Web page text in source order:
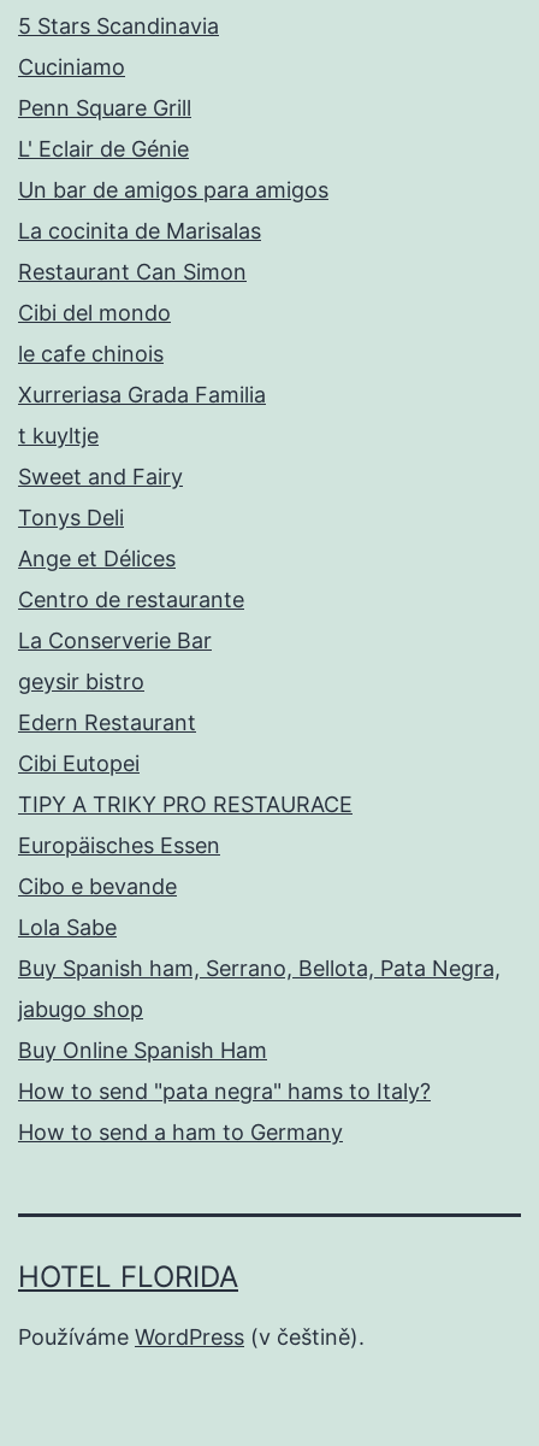
5 Stars Scandinavia
Cuciniamo
Penn Square Grill
L' Eclair de Génie
Un bar de amigos para amigos
La cocinita de Marisalas
Restaurant Can Simon
Cibi del mondo
le cafe chinois
Xurreriasa Grada Familia
t kuyltje
Sweet and Fairy
Tonys Deli
Ange et Délices
Centro de restaurante
La Conserverie Bar
geysir bistro
Edern Restaurant
Cibi Eutopei
TIPY A TRIKY PRO RESTAURACE
Europäisches Essen
Cibo e bevande
Lola Sabe
Buy Spanish ham, Serrano, Bellota, Pata Negra,
jabugo shop
Buy Online Spanish Ham
How to send "pata negra" hams to Italy?
How to send a ham to Germany
HOTEL FLORIDA
Používáme WordPress (v češtině).